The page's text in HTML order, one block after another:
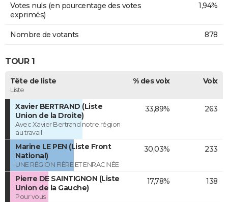
Votes nuls (en pourcentage des votes
exprimés)
1,94%
Nombre de votants 878
TOUR 1
Tête de liste
Liste
% des voix Voix
Xavier BERTRAND (Liste
Union de la Droite)
Avec Xavier Bertrand notre région
au travail
33,89% 263
Marine LE PEN (Liste Front
National)
UNE RÉGION FIÈRE ET ENRACINÉE
30,03% 233
Pierre DE SAINTIGNON (Liste
Union de la Gauche)
Pour vous
17,78% 138